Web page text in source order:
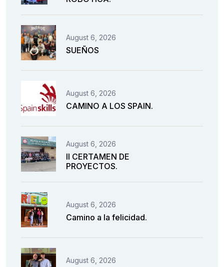
August 6, 2026
SUEÑOS
August 6, 2026
CAMINO A LOS SPAIN.
August 6, 2026
II CERTAMEN DE
PROYECTOS.
August 6, 2026
Camino a la felicidad.
August 6, 2026